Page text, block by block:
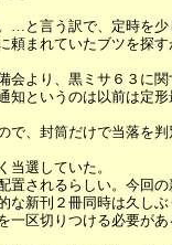
…と言う訳で、定時を少
まれていたブツを探す
より、黒ミサ６３に関
というのは以前は定
、封筒だけで当落を判
選していた。
されるらしい。今回
な新刊２冊同時は久しぶ
区切りつける必要があ